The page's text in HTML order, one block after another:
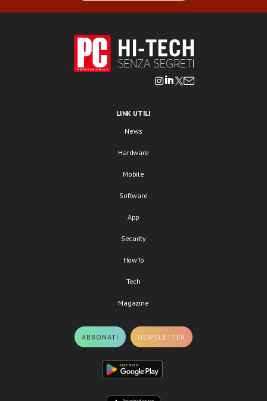
LINK UTILI
News
Hardware
Mobile
Software
App
Security
HowTo
Tech
Magazine
ABBONATI NEWSLETTER